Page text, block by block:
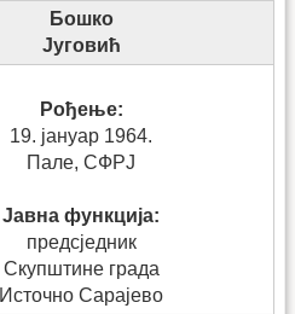
Бошко
Југовић
Рођење:
19. јануар 1964.
Пале, СФРЈ
Јавна функција:
предсједник
Скупштине града
Источно Сарајево